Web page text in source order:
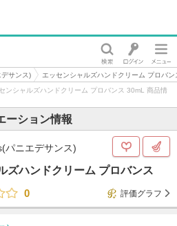
サンス)
エッセンシャルズハンドクリーム プロバン
ンシャルズハンドクリーム プロバンス 30mL 商品情
ーション情報
パニエデサンス)
ズハンドクリーム プロバンス
0
評価グラフ